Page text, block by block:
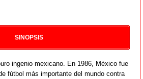
SINOPSIS
ingenio mexicano. En 1986, México fue
fútbol más importante del mundo contra